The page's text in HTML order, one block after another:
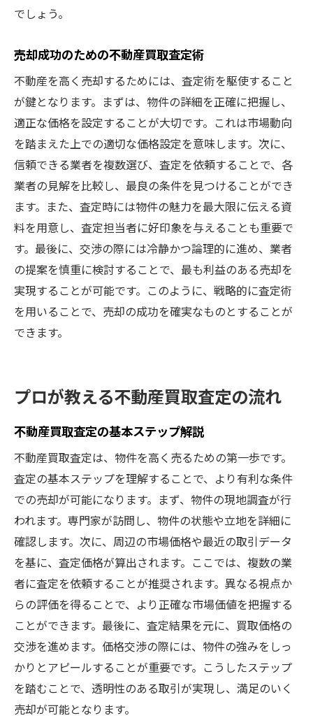
でしょう。
売却成功のための不動産買取査定術
不動産を高く売却するためには、査定術を駆使すること
が鍵となります。まずは、物件の詳細を正確に把握し、
適正な価格を設定することが大切です。これは市場動向
を踏まえた上での適切な価格設定を意味します。次に、
信頼できる業者を複数選び、査定を依頼することで、各
業者の見解を比較し、最良の条件を見つけることができ
ます。また、査定時には物件の魅力を最大限に伝える資
料を用意し、査定担当者に好印象を与えることも重要で
す。最後に、交渉の際には冷静かつ論理的に進め、業者
の提案を慎重に検討することで、最も利益のある売却を
実現することが可能です。このように、戦略的に査定術
を用いることで、売却の成功を確実なものとすることが
できます。
プロが教える不動産買取査定の流れ
不動産買取査定の基本ステップ解説
不動産買取査定は、物件を高く売るための第一歩です。
査定の基本ステップを理解することで、より有利な条件
での売却が可能になります。まず、物件の現地調査が行
われます。専門家が訪問し、物件の状態や立地を詳細に
確認します。次に、周辺の市場価格や最近の取引データ
を基に、査定価格が算出されます。ここでは、複数の業
者に査定を依頼することが推奨されます。異なる視点か
らの評価を得ることで、より正確な市場価値を把握する
ことができます。最後に、査定結果を元に、買取価格の
交渉を進めます。価格交渉の際には、物件の強みをしっ
かりとアピールすることが重要です。こうしたステップ
を踏むことで、透明性のある取引が実現し、満足のいく
売却が可能となります。